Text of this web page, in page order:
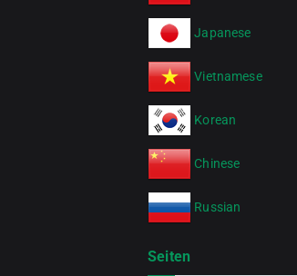
Japanese
Vietnamese
Korean
Chinese
Russian
Seiten